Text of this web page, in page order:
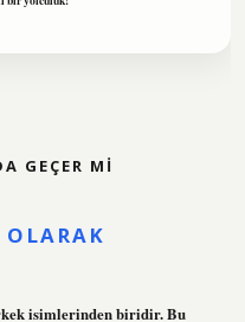
GEÇER MI
isimlerinden biridir. Bu